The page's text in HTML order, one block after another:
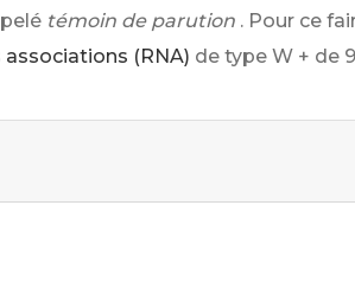
témoin de parution . Pour ce
(RNA) de type W + de